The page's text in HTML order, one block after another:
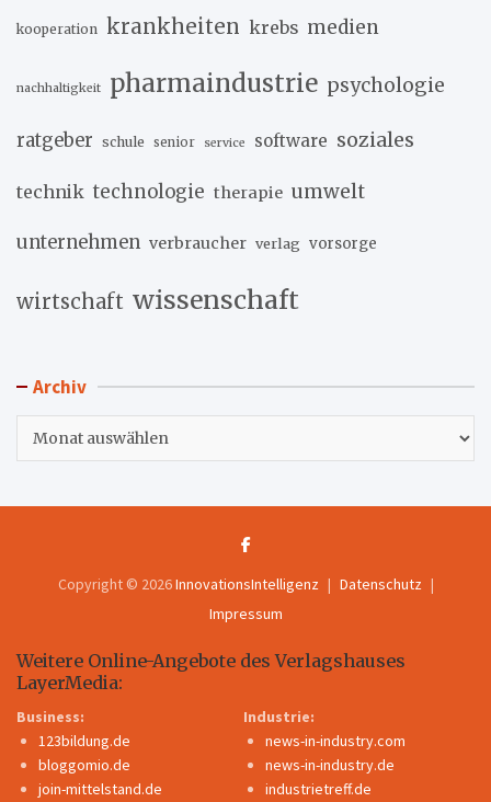
kooperation krankheiten krebs medien
nachhaltigkeit pharmaindustrie psychologie
ratgeber schule senior service software soziales
technik technologie therapie umwelt
unternehmen verbraucher verlag vorsorge
wirtschaft wissenschaft
Archiv
Copyright © 2026InnovationsIntelligenz
Datenschutz
Impressum
Weitere Online-Angebote des Verlagshauses
LayerMedia:
Business:
123bildung.de
bloggomio.de
join-mittelstand.de
Industrie:
news-in-industry.com
news-in-industry.de
industrietreff.de